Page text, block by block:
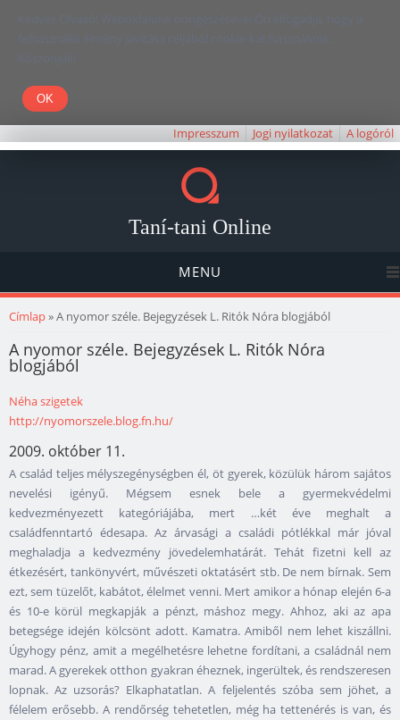
Kedves Olvasó! Weboldalunk böngészésével Ön elfogadja, hogy a
felhasználói élmény javítása céljából cookie-kat használunk.
Köszönjük!
Impresszum Jogi nyilatkozat A logóról
Taní-tani Online
MENU
Jelenlegi hely
Címlap» A nyomor széle. Bejegyzések L. Ritók Nóra blogjából
A nyomor széle. Bejegyzések L. Ritók Nóra
blogjából
Néha szigetek
http://nyomorszele.blog.fn.hu/
2009. október 11.
A család teljes mélyszegénységben él, öt gyerek, közülük három sajátos
nevelési igényű. Mégsem esnek bele a gyermekvédelmi
kedvezményezett kategóriájába, mert …két éve meghalt a
családfenntartó édesapa. Az árvasági a családi pótlékkal már jóval
meghaladja a kedvezmény jövedelemhatárát. Tehát fizetni kell az
étkezésért, tankönyvért, művészeti oktatásért stb. De nem bírnak. Sem
ezt, sem tüzelőt, kabátot, élelmet venni. Mert amikor a hónap elején 6-a
és 10-e körül megkapják a pénzt, máshoz megy. Ahhoz, aki az apa
betegsége idején kölcsönt adott. Kamatra. Amiből nem lehet kiszállni.
Úgyhogy pénz, amit a megélhetésre lehetne fordítani, a családnál nem
marad. A gyerekek otthon gyakran éheznek, ingerültek, és rendszeresen
lopnak. Az uzsorás? Elkaphatatlan. A feljelentés szóba sem jöhet, a
félelem erősebb. A rendőrség tehetetlen, még ha tettenérés is van, és